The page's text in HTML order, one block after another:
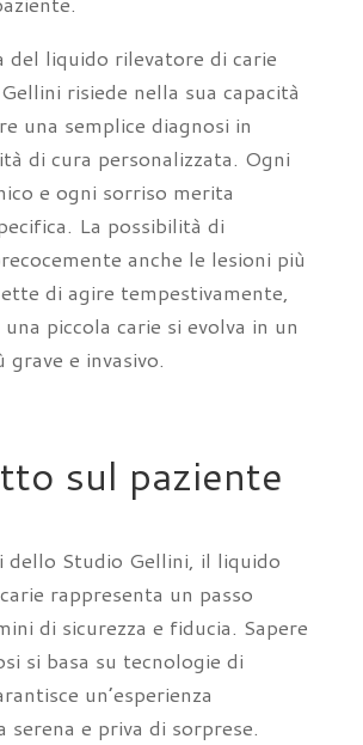
del liquido rilevatore di carie
risiede nella sua capacità
una semplice diagnosi in
di cura personalizzata. Ogni
e ogni sorriso merita
La possibilità di
anche le lesioni più
di agire tempestivamente,
piccola carie si evolva in un
grave e invasivo.
sul paziente
dello Studio Gellini, il liquido
rappresenta un passo
di sicurezza e fiducia. Sapere
si basa su tecnologie di
un’esperienza
serena e priva di sorprese.